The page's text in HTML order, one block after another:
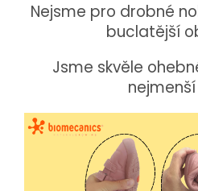
Nejsme pro drobné
buclatější
Jsme skvěle